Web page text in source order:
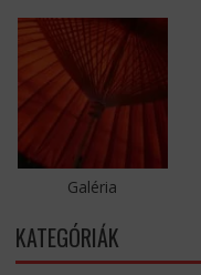
Galéria
KATEGÓRIÁK